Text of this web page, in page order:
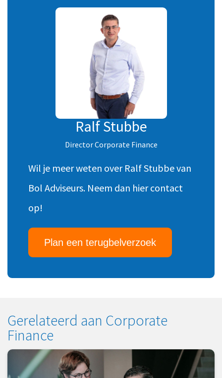
Ralf Stubbe
Director Corporate Finance
Wil je meer weten over Ralf Stubbe van
Bol Adviseurs. Neem dan hier contact
op!
Plan een terugbelverzoek
Gerelateerd aan Corporate
Finance